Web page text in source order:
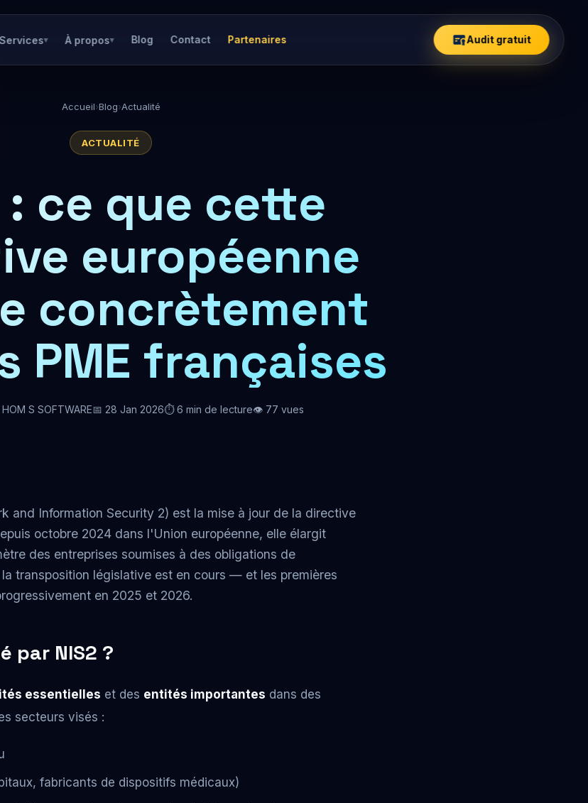
Services▾ À propos▾ Blog Contact Partenaires Audit gratuit
Accueil›Blog›Actualité
ACTUALITÉ
: ce que cette
européenne
concrètement
PME françaises
S SOFTWARE📅 28 Jan 2026⏱️ 6 min de lecture👁️ 77 vues
and Information Security 2) est la mise à jour de la directive
octobre 2024 dans l'Union européenne, elle élargit
des entreprises soumises à des obligations de
transposition législative est en cours — et les premières
en 2025 et 2026.
par NIS2 ?
essentielles et des entités importantes dans des
secteurs visés :
fabricants de dispositifs médicaux)